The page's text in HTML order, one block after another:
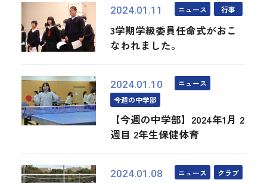
2024.01.11 ニュース 行事
3学期学級委員任命式がおこ
なわれました。
2024.01.10
ニュース
今週の中学部
【今週の中学部】2024年1月 2
週目 2年生保健体育
2024.01.08 ニュース クラブ